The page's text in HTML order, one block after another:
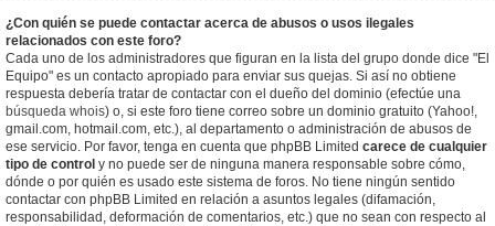
¿Con quién se puede contactar acerca de abusos o usos ilegales
relacionados con este foro?
Cada uno de los administradores que figuran en la lista del grupo donde dice "El
Equipo" es un contacto apropiado para enviar sus quejas. Si así no obtiene
respuesta debería tratar de contactar con el dueño del dominio (efectúe una
búsqueda whois) o, si este foro tiene correo sobre un dominio gratuito (Yahoo!,
gmail.com, hotmail.com, etc.), al departamento o administración de abusos de
ese servicio. Por favor, tenga en cuenta que phpBB Limited carece de cualquier
tipo de control y no puede ser de ninguna manera responsable sobre cómo,
dónde o por quién es usado este sistema de foros. No tiene ningún sentido
contactar con phpBB Limited en relación a asuntos legales (difamación,
responsabilidad, deformación de comentarios, etc.) que no sean con respecto al